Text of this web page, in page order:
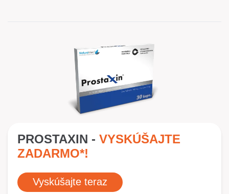
PROSTAXIN - VYSKÚŠAJTE
ZADARMO*!
Vyskúšajte teraz